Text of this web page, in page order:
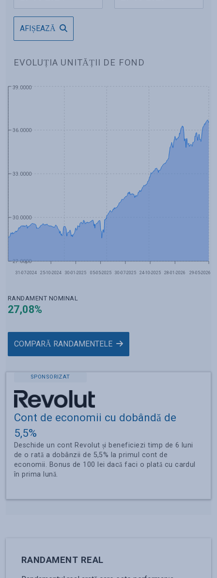
AFIȘEAZĂ
EVOLUȚIA UNITĂȚII DE FOND
31-07-2024 25-10-2024 30-01-2025 05-05-2025 30-07-2025 24-10-2025 28-01-2026 29-05-2026
27.0000
30.0000
33.0000
36.0000
39.0000
RANDAMENT NOMINAL
27,08%
COMPARĂ RANDAMENTELE
SPONSORIZAT
Cont de economii cu dobândă de
5,5%
Deschide un cont Revolut și beneficiezi timp de 6 luni
de o rată a dobânzii de 5,5% la primul cont de
economii. Bonus de 100 lei dacă faci o plată cu cardul
în prima lună.
RANDAMENT REAL